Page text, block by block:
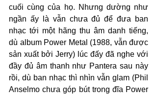
cuối cùng của họ. Nhưng dường như
ngần ấy là vẫn chưa đủ để đưa ban
nhạc tới một hãng thu âm danh tiếng,
dù album Power Metal (1988, vẫn được
sản xuất bởi Jerry) lúc đấy đã nghe với
đầy đủ âm thanh như Pantera sau này
rồi, dù ban nhạc thì nhìn vẫn glam (Phil
Anselmo chưa góp bút trong đĩa Power